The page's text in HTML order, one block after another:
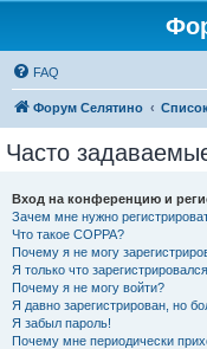
FAQ
Форум Селятино
Часто
Вход на конференцию и
Зачем мне нужно
Что такое COPPA?
Почему я не могу
Я только что
Почему я не могу войти?
Я давно зарегистрирован, но
Я забыл пароль!
Почему мне периодически